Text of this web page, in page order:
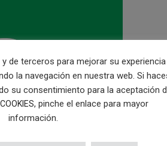
de terceros para mejorar su
la navegación en nuestra web. Si
su consentimiento para la aceptación
, pinche el enlace para mayor
información.